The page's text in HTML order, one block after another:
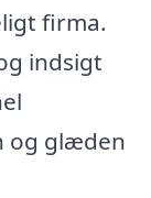
firma.
indsigt
og glæden